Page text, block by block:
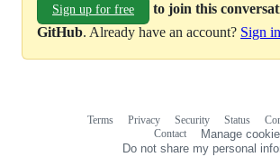
Sign up for free
to join this
GitHub. Already have an account? Sign
Terms Privacy Security Status
Contact
Manage
Do not share my personal